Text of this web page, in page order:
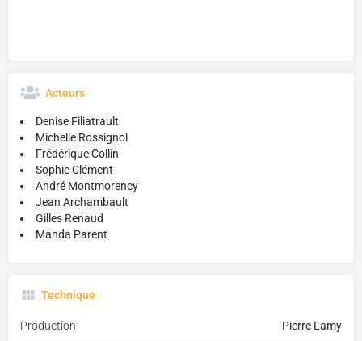
Acteurs
Denise Filiatrault
Michelle Rossignol
Frédérique Collin
Sophie Clément
André Montmorency
Jean Archambault
Gilles Renaud
Manda Parent
Technique
Production Pierre Lamy